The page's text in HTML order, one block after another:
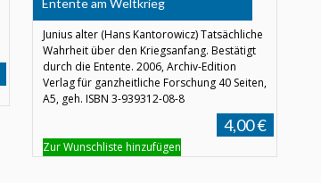
Junius alter (Hans Kantorowicz) Tatsächliche
Wahrheit über den Kriegsanfang. Bestätigt
durch die Entente. 2006, Archiv-Edition
Verlag für ganzheitliche Forschung 40 Seiten,
A5, geh. ISBN 3-939312-08-8
4,00 €
Zur Wunschliste hinzufügen